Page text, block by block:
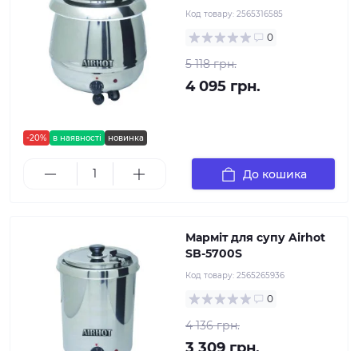
-20% в наявності новинка
Код товару: 2565316585
0
5 118 грн.
4 095 грн.
До кошика
Марміт для супу Airhot
SB-5700S
Код товару: 2565265936
0
4 136 грн.